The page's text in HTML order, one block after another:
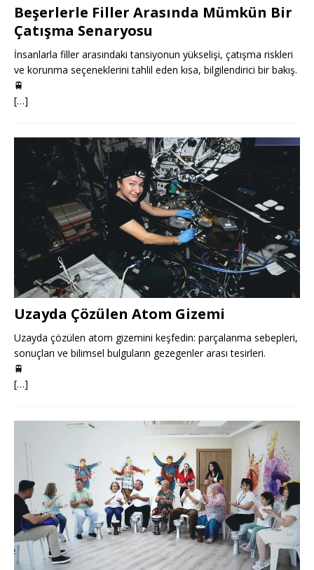
Beşerlerle Filler Arasında Mümkün Bir
Çatışma Senaryosu
İnsanlarla filler arasındaki tansiyonun yükselişi, çatışma riskleri
ve korunma seçeneklerini tahlil eden kısa, bilgilendirici bir bakış.
🚆
[…]
Uzayda Çözülen Atom Gizemi
Uzayda çözülen atom gizemini keşfedin: parçalanma sebepleri,
sonuçları ve bilimsel bulguların gezegenler arası tesirleri.
🚆
[…]